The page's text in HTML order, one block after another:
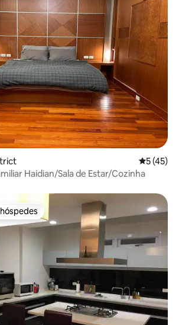
5 de uma
5 (45)
Haidian/Sala de Estar/Cozinha
preferidos dos hóspedes